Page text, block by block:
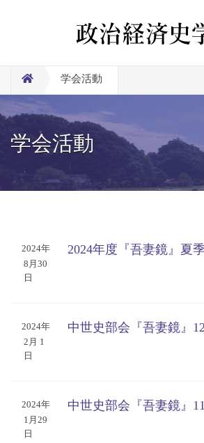
学会活動
学会活動
2024年
8月30
日
2024年度『吾妻鏡』夏
2024年
2月 1
日
中世史部会『吾妻鏡』
2024年
1月29
日
中世史部会『吾妻鏡』